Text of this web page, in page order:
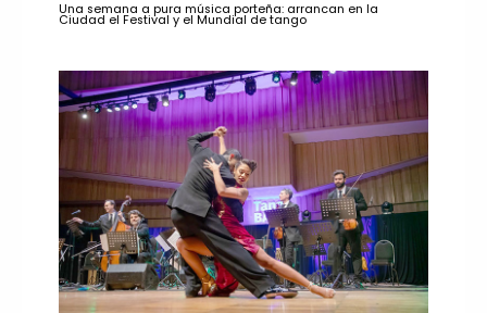
Una semana a pura música porteña: arrancan en la
Ciudad el Festival y el Mundial de tango